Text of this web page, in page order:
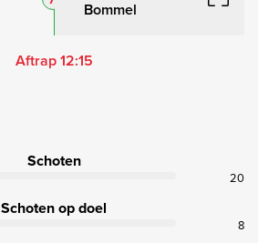
Bommel
Aftrap 12:15
Schoten
20
Schoten op doel
8